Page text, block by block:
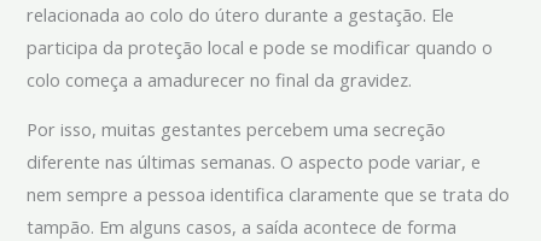
relacionada ao colo do útero durante a gestação. Ele
participa da proteção local e pode se modificar quando o
colo começa a amadurecer no final da gravidez.
Por isso, muitas gestantes percebem uma secreção
diferente nas últimas semanas. O aspecto pode variar, e
nem sempre a pessoa identifica claramente que se trata do
tampão. Em alguns casos, a saída acontece de forma